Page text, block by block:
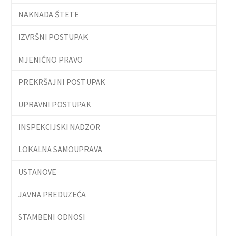
NAKNADA ŠTETE
IZVRŠNI POSTUPAK
MJENIČNO PRAVO
PREKRŠAJNI POSTUPAK
UPRAVNI POSTUPAK
INSPEKCIJSKI NADZOR
LOKALNA SAMOUPRAVA
USTANOVE
JAVNA PREDUZEĆA
STAMBENI ODNOSI